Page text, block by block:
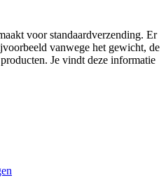
voor standaardverzending. Er
vanwege het gewicht, de
Je vindt deze informatie